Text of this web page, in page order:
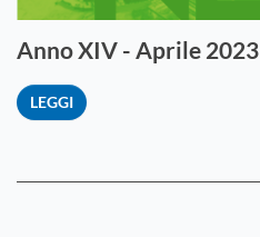
Anno XIV - Aprile 2023
LEGGI